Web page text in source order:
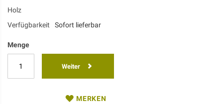
Holz
Verfügbarkeit
Sofort lieferbar
Menge
Weiter
MERKEN